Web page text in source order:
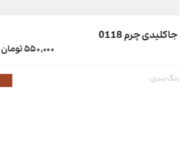
جاکلیدی چرم 0118
۵۵۰,۰۰۰ تومان
رنگ بندی :